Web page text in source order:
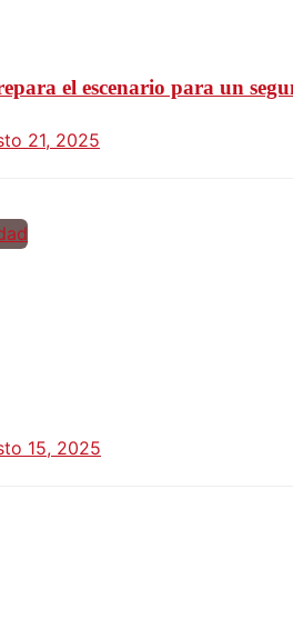
el escenario para un
21, 2025
15, 2025